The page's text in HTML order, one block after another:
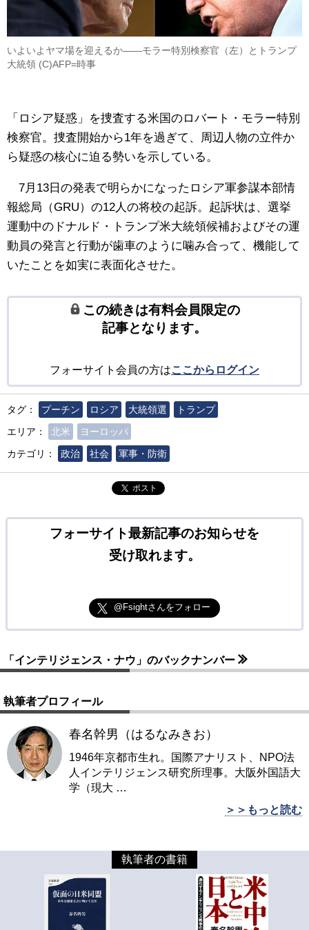
いよいよヤマ場を迎えるか――モラー特別検察官（左）とトランプ
大統領 (C)AFP=時事
「ロシア疑惑」を捜査する米国のロバート・モラー特別
検察官。捜査開始から1年を過ぎて、周辺人物の立件か
ら疑惑の核心に迫る勢いを示している。
7月13日の発表で明らかになったロシア軍参謀本部情
報総局（GRU）の12人の将校の起訴。起訴状は、選挙
運動中のドナルド・トランプ米大統領候補およびその運
動員の発言と行動が歯車のように噛み合って、機能して
いたことを如実に表面化させた。
この続きは有料会員限定の
記事となります。
フォーサイト会員の方はここからログイン
タグ： プーチン ロシア 大統領選
トランプ
エリア：
北米
ヨーロッパ
カテゴリ：
政治 社会 軍事・防衛
ポスト
フォーサイト最新記事のお知らせを
受け取れます。
@Fsightさんをフォロー
「インテリジェンス・ナウ」のバックナンバー
執筆者プロフィール
春名幹男（はるなみきお）
1946年京都市生れ。国際アナリスト、NPO法
人インテリジェンス研究所理事。大阪外国語大
学（現大 …
＞＞もっと読む
執筆者の書籍